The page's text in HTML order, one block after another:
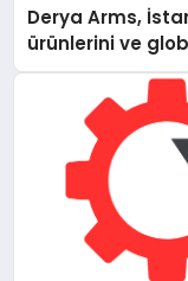
Derya Arms,
ürünlerini ve